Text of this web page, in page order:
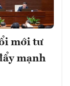
mới tư
mạnh